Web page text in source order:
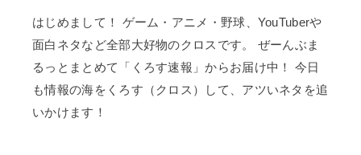
はじめまして！ ゲーム・アニメ・野球、YouTuberや
面白ネタなど全部大好物のクロスです。 ぜーんぶま
るっとまとめて「くろす速報」からお届け中！ 今日
も情報の海をくろす（クロス）して、アツいネタを追
いかけます！